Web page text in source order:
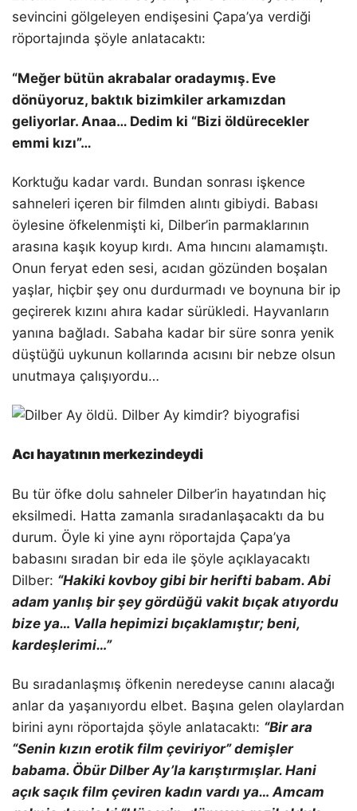
sevincini gölgeleyen endişesini Çapa’ya verdiği
röportajında şöyle anlatacaktı:
“Meğer bütün akrabalar oradaymış. Eve
dönüyoruz, baktık bizimkiler arkamızdan
geliyorlar. Anaa… Dedim ki “Bizi öldürecekler
emmi kızı”…
Korktuğu kadar vardı. Bundan sonrası işkence
sahneleri içeren bir filmden alıntı gibiydi. Babası
öylesine öfkelenmişti ki, Dilber’in parmaklarının
arasına kaşık koyup kırdı. Ama hıncını alamamıştı.
Onun feryat eden sesi, acıdan gözünden boşalan
yaşlar, hiçbir şey onu durdurmadı ve boynuna bir ip
geçirerek kızını ahıra kadar sürükledi. Hayvanların
yanına bağladı. Sabaha kadar bir süre sonra yenik
düştüğü uykunun kollarında acısını bir nebze olsun
unutmaya çalışıyordu…
Acı hayatının merkezindeydi
Bu tür öfke dolu sahneler Dilber’in hayatından hiç
eksilmedi. Hatta zamanla sıradanlaşacaktı da bu
durum. Öyle ki yine aynı röportajda Çapa’ya
babasını sıradan bir eda ile şöyle açıklayacaktı
Dilber: “Hakiki kovboy gibi bir herifti babam. Abi
adam yanlış bir şey gördüğü vakit bıçak atıyordu
bize ya… Valla hepimizi bıçaklamıştır; beni,
kardeşlerimi…”
Bu sıradanlaşmış öfkenin neredeyse canını alacağı
anlar da yaşanıyordu elbet. Başına gelen olaylardan
birini aynı röportajda şöyle anlatacaktı: “Bir ara
“Senin kızın erotik film çeviriyor” demişler
babama. Öbür Dilber Ay’la karıştırmışlar. Hani
açık saçık film çeviren kadın vardı ya… Amcam